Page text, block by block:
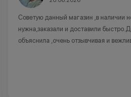
Советую данный магазин ,в наличии
нужна,заказали и доставили
объяснила ,очень отзывчивая и